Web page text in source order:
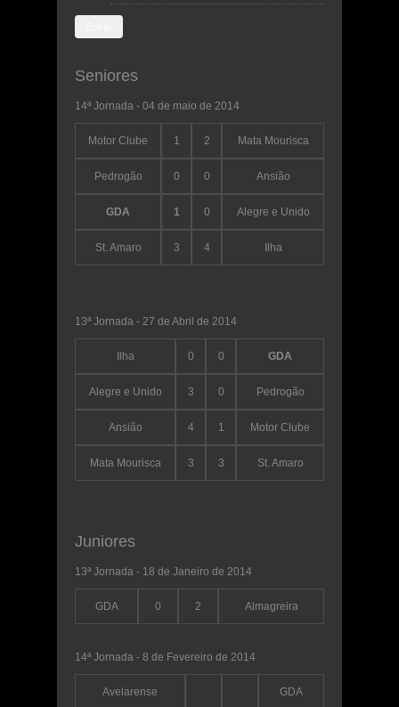
Seniores
14ª Jornada - 04 de maio de 2014
Motor Clube 1 2 Mata Mourisca
Pedrogão 0 0 Ansião
GDA 1 0 Alegre e Unido
St. Amaro 3 4 Ilha
13ª Jornada - 27 de Abril de 2014
Ilha 0 0 GDA
Alegre e Unido 3 0 Pedrogão
Ansião 4 1 Motor Clube
Mata Mourisca 3 3 St. Amaro
Juniores
13ª Jornada - 18 de Janeiro de 2014
GDA 0 2 Almagreira
14ª Jornada - 8 de Fevereiro de 2014
Avelarense GDA